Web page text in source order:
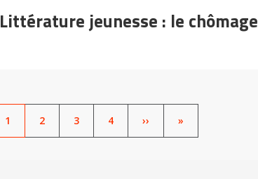
Littérature jeunesse : le chômage
PAGE
1 PAGE
2 PAGE
3 PAGE
4 SUIVANT
›› LAST
»